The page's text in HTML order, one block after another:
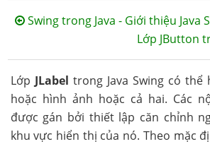
Swing trong Java - Giới thiệu Java
Lớp JButton
Lớp JLabel trong Java Swing có
hoặc hình ảnh hoặc cả hai. Các
được gán bởi thiết lập căn chỉnh
khu vực hiển thị của nó. Theo mặc